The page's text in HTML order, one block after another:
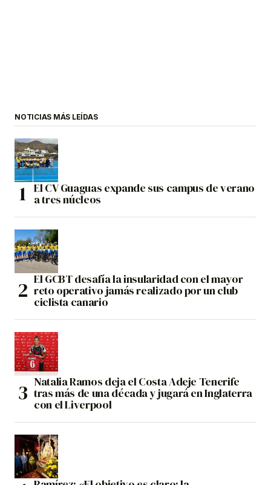
NOTICIAS MÁS LEÍDAS
El CV Guaguas expande sus campus de verano
a tres núcleos
El GCBT desafía la insularidad con el mayor
reto operativo jamás realizado por un club
ciclista canario
Natalia Ramos deja el Costa Adeje Tenerife
tras más de una década y jugará en Inglaterra
con el Liverpool